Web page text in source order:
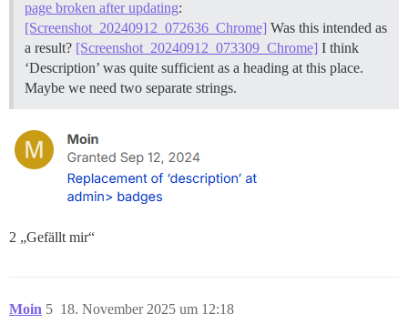
page broken after updating:
[Screenshot_20240912_072636_Chrome] Was this intended as
a result? [Screenshot_20240912_073309_Chrome] I think
‘Description’ was quite sufficient as a heading at this place.
Maybe we need two separate strings.
2 „Gefällt mir“
Moin 18. November 2025 um 12:18
5